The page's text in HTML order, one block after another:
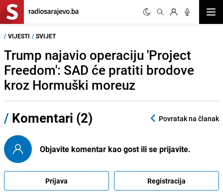
/ VIJESTI / SVIJET
Trump najavio operaciju 'Project
Freedom': SAD će pratiti brodove
kroz Hormuški moreuz
/ Komentari (2) Povratak na članak
Objavite komentar kao gost ili se prijavite.
Prijava Registracija